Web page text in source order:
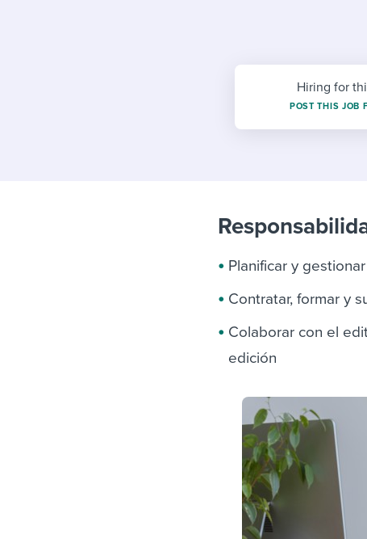
Attend webinars & events
Hiring for
POST THIS JOB
Planificar y
Contratar, formar y
Colaborar con el
edición